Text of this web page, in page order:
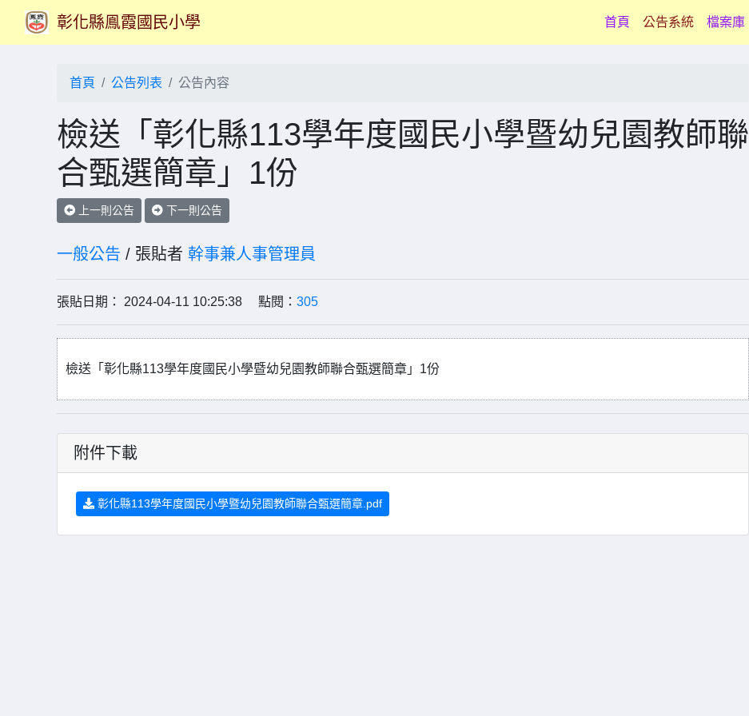
彰化縣鳯霞國民小學 首頁(current)
公告系統 檔案庫
首頁 公告列表 公告內容
檢送「彰化縣113學年度國民小學暨幼兒園教師聯
合甄選簡章」1份
上一則公告 下一則公告
一般公告 / 張貼者 幹事兼人事管理員
張貼日期： 2024-04-11 10:25:38 點閱： 305
檢送「彰化縣113學年度國民小學暨幼兒園教師聯合甄選簡章」1份
附件下載
彰化縣113學年度國民小學暨幼兒園教師聯合甄選簡章.pdf